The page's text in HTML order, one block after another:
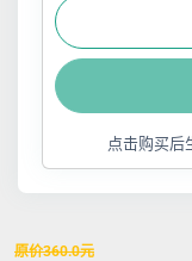
点击购买后
原价360.0元